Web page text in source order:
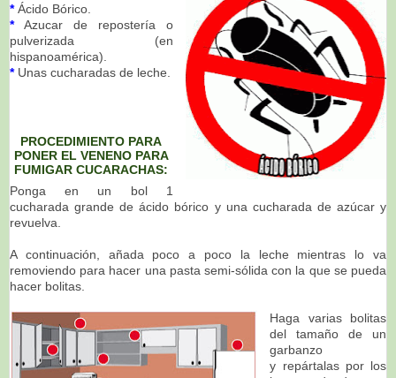
*Ácido Bórico.
*Azucar de repostería o
pulverizada (en
hispanoamérica).
*Unas cucharadas de leche.
PROCEDIMIENTO PARA
PONER EL VENENO PARA
FUMIGAR CUCARACHAS:
Ponga en un bol 1
cucharada grande de ácido bórico y una cucharada de azúcar y
revuelva.
A continuación, añada poco a poco la leche mientras lo va
removiendo para hacer una pasta semi-sólida con la que se pueda
hacer bolitas.
Haga varias bolitas
del tamaño de un
garbanzo
y repártalas por los